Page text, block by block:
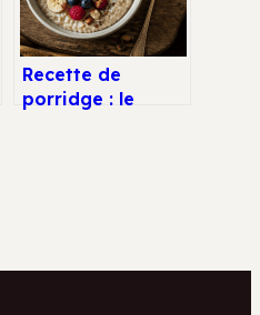
Recette de
porridge : le